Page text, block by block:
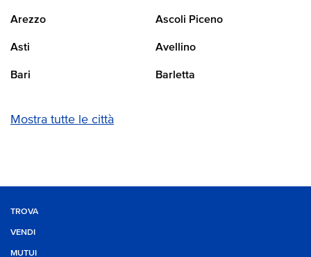
Arezzo Ascoli Piceno
Asti Avellino
Bari Barletta
Mostra tutte le città
TROVA
VENDI
MUTUI